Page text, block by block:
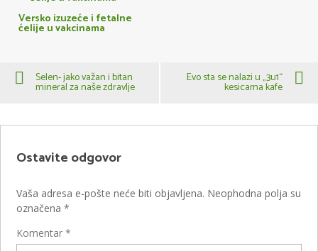
Versko izuzeće i fetalne
ćelije u vakcinama
Selen- jako važan i bitan
mineral za naše zdravlje
Evo sta se nalazi u „3u1“
kesicama kafe
Ostavite odgovor
Vaša adresa e-pošte neće biti objavljena. Neophodna polja su
označena*
Komentar*